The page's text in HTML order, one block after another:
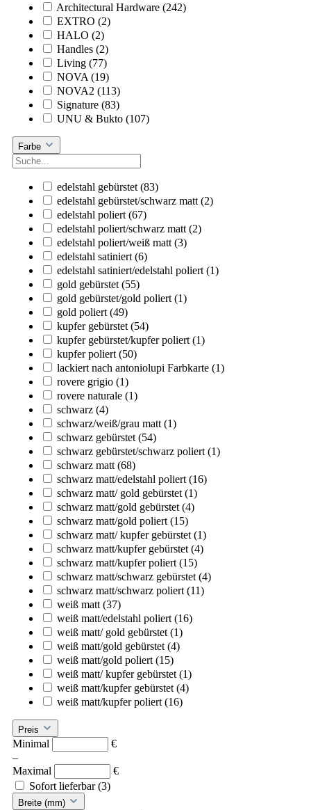
Architectural Hardware (242)
EXTRO (2)
HALO (2)
Handles (2)
Living (77)
NOVA (19)
NOVA2 (113)
Signature (83)
UNU & Bukto (107)
Farbe
edelstahl gebürstet (83)
edelstahl gebürstet/schwarz matt (2)
edelstahl poliert (67)
edelstahl poliert/schwarz matt (2)
edelstahl poliert/weiß matt (3)
edelstahl satiniert (6)
edelstahl satiniert/edelstahl poliert (1)
gold gebürstet (55)
gold gebürstet/gold poliert (1)
gold poliert (49)
kupfer gebürstet (54)
kupfer gebürstet/kupfer poliert (1)
kupfer poliert (50)
lackiert nach antoniolupi Farbkarte (1)
rovere grigio (1)
rovere naturale (1)
schwarz (4)
schwarz/weiß/grau matt (1)
schwarz gebürstet (54)
schwarz gebürstet/schwarz poliert (1)
schwarz matt (68)
schwarz matt/edelstahl poliert (16)
schwarz matt/ gold gebürstet (1)
schwarz matt/gold gebürstet (4)
schwarz matt/gold poliert (15)
schwarz matt/ kupfer gebürstet (1)
schwarz matt/kupfer gebürstet (4)
schwarz matt/kupfer poliert (15)
schwarz matt/schwarz gebürstet (4)
schwarz matt/schwarz poliert (11)
weiß matt (37)
weiß matt/edelstahl poliert (16)
weiß matt/ gold gebürstet (1)
weiß matt/gold gebürstet (4)
weiß matt/gold poliert (15)
weiß matt/ kupfer gebürstet (1)
weiß matt/kupfer gebürstet (4)
weiß matt/kupfer poliert (16)
Preis
Minimal
€
–
Maximal
€
Sofort lieferbar(3)
Breite (mm)